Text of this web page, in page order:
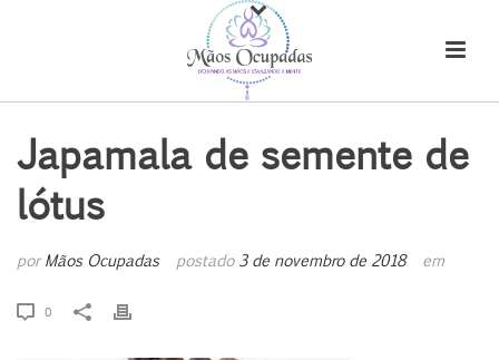
Japamala de semente de
lótus
porMãos Ocupadas postado 3 de novembro de 2018 em
0